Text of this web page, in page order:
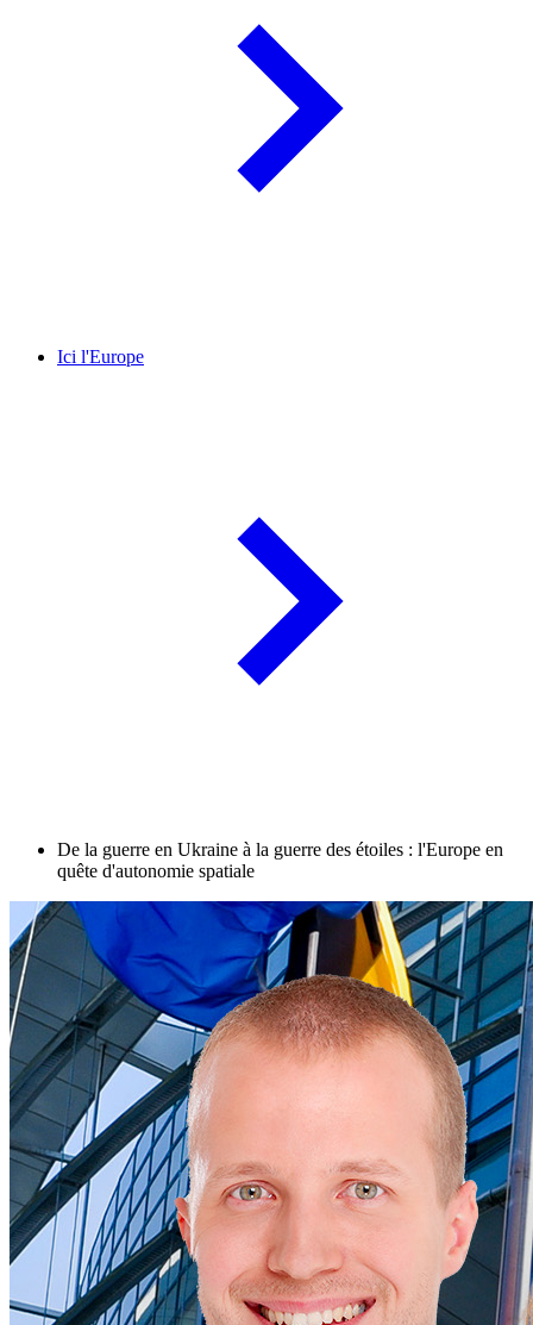
Ici l'Europe
De la guerre en Ukraine à la guerre des étoiles : l'Europe en
quête d'autonomie spatiale